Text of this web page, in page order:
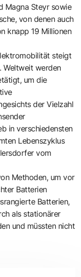
Magna Steyr sowie
von denen auch
knapp 19 Millionen
steigt
Weltweit werden
um die
der Vielzahl
in verschiedensten
Lebenszyklus
vom
Methoden, um vor
Batterien
Batterien,
als stationärer
und müssten nicht